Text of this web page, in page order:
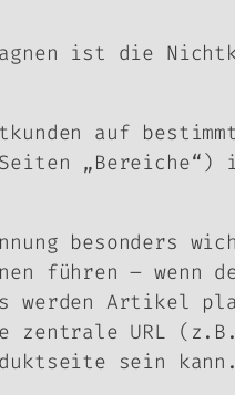
ist die
auf
„Bereiche“)
besonders
führen – wenn
werden Artikel
zentrale URL
sein kann.